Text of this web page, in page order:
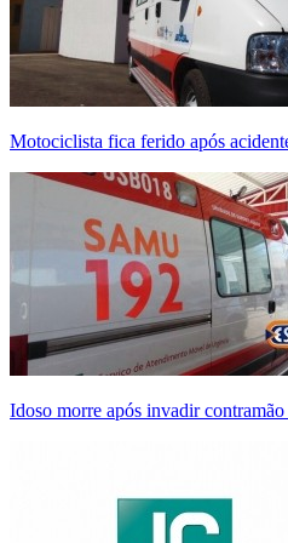
Motociclista fica ferido após
Idoso morre após invadir